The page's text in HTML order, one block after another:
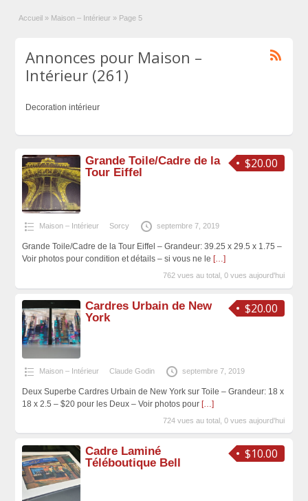
Accueil » Maison – Intérieur » Page 5
Annonces pour Maison –
Intérieur (261)
Decoration intérieur
$20.00
Grande Toile/Cadre de la
Tour Eiffel
Maison – Intérieur Sorcy septembre 7, 2019
Grande Toile/Cadre de la Tour Eiffel – Grandeur: 39.25 x 29.5 x 1.75 –
Voir photos pour condition et détails – si vous ne le […]
762 vues au total, 0 vues aujourd'hui
$20.00
Cardres Urbain de New
York
Maison – Intérieur Claude Godin septembre 7, 2019
Deux Superbe Cardres Urbain de New York sur Toile – Grandeur: 18 x
18 x 2.5 – $20 pour les Deux – Voir photos pour […]
724 vues au total, 0 vues aujourd'hui
$10.00
Cadre Laminé
Téléboutique Bell